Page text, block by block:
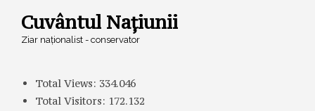
Cuvântul Națiunii
Ziar naționalist - conservator
Total Views: 334.046
Total Visitors: 172.132